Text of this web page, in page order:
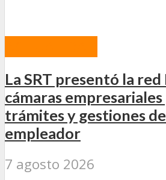
La SRT presentó la red
cámaras
trámites y gestiones
empleador
7 agosto 2026